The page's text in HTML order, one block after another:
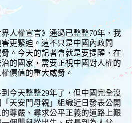
人權宣言》通過已整整70年，我
更緊迫。這不只是中國內政問
。今天的記者會就是要提醒，在
的國家，需要正視中國對人權的
價值的重大威脅。
今天整整29年了，但中國完全沒
天安門母親」組織近日發表公開
尊嚴、尋求公平正義的道路上艱